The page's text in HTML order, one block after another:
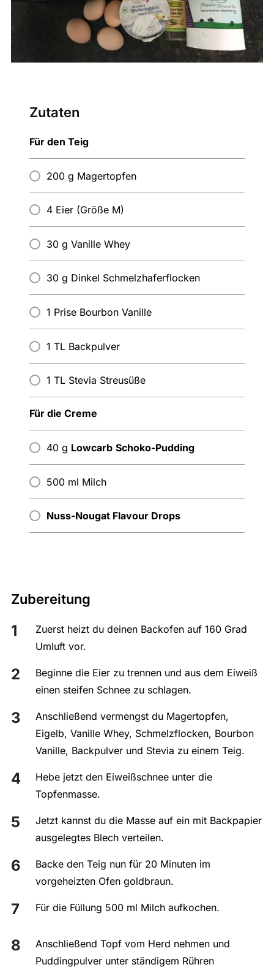
Zutaten
Für den Teig
200 g Magertopfen
4 Eier (Größe M)
30 g Vanille Whey
30 g Dinkel Schmelzhaferflocken
1 Prise Bourbon Vanille
1 TL Backpulver
1 TL Stevia Streusüße
Für die Creme
40 g Lowcarb Schoko-Pudding
500 ml Milch
Nuss-Nougat Flavour Drops
Zubereitung
Zuerst heizt du deinen Backofen auf 160 Grad
Umluft vor.
Beginne die Eier zu trennen und aus dem Eiweiß
einen steifen Schnee zu schlagen.
Anschließend vermengst du Magertopfen,
Eigelb, Vanille Whey, Schmelzflocken, Bourbon
Vanille, Backpulver und Stevia zu einem Teig.
Hebe jetzt den Eiweißschnee unter die
Topfenmasse.
Jetzt kannst du die Masse auf ein mit Backpapier
ausgelegtes Blech verteilen.
Backe den Teig nun für 20 Minuten im
vorgeheizten Ofen goldbraun.
Für die Füllung 500 ml Milch aufkochen.
Anschließend Topf vom Herd nehmen und
Puddingpulver unter ständigem Rühren